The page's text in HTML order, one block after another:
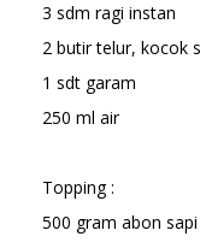
3 sdm ragi instan
2 butir telur, kocok
1 sdt garam
250 ml air
Topping :
500 gram abon sapi